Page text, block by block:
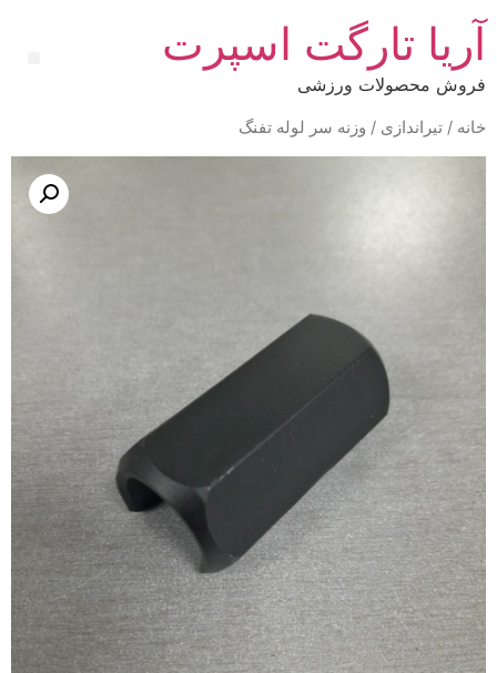
آریا تارگت اسپرت
فروش محصولات ورزشی
خانه / تیراندازی / وزنه سر لوله تفنگ